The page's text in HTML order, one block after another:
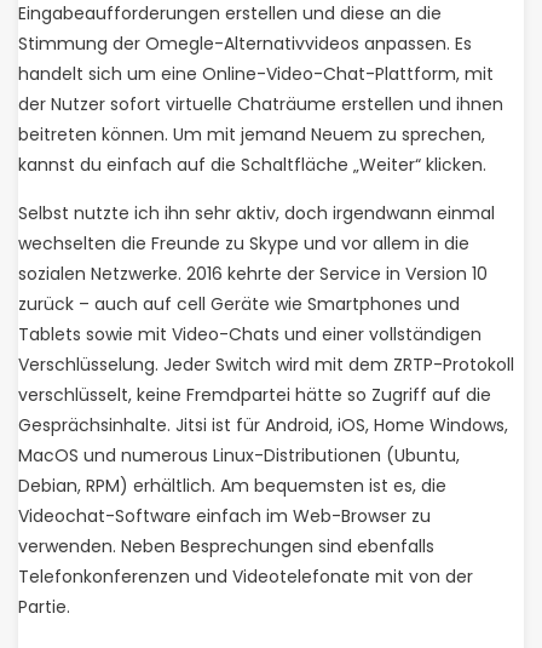
Eingabeaufforderungen erstellen und diese an die
Stimmung der Omegle-Alternativvideos anpassen. Es
handelt sich um eine Online-Video-Chat-Plattform, mit
der Nutzer sofort virtuelle Chaträume erstellen und ihnen
beitreten können. Um mit jemand Neuem zu sprechen,
kannst du einfach auf die Schaltfläche „Weiter“ klicken.
Selbst nutzte ich ihn sehr aktiv, doch irgendwann einmal
wechselten die Freunde zu Skype und vor allem in die
sozialen Netzwerke. 2016 kehrte der Service in Version 10
zurück – auch auf cell Geräte wie Smartphones und
Tablets sowie mit Video-Chats und einer vollständigen
Verschlüsselung. Jeder Switch wird mit dem ZRTP-Protokoll
verschlüsselt, keine Fremdpartei hätte so Zugriff auf die
Gesprächsinhalte. Jitsi ist für Android, iOS, Home Windows,
MacOS und numerous Linux-Distributionen (Ubuntu,
Debian, RPM) erhältlich. Am bequemsten ist es, die
Videochat-Software einfach im Web-Browser zu
verwenden. Neben Besprechungen sind ebenfalls
Telefonkonferenzen und Videotelefonate mit von der
Partie.